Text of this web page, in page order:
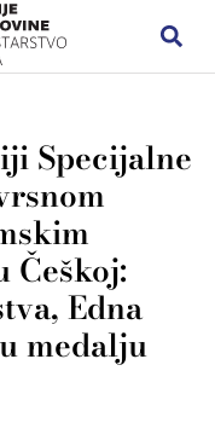
Specijalne
Češkoj:
Edna
medalju